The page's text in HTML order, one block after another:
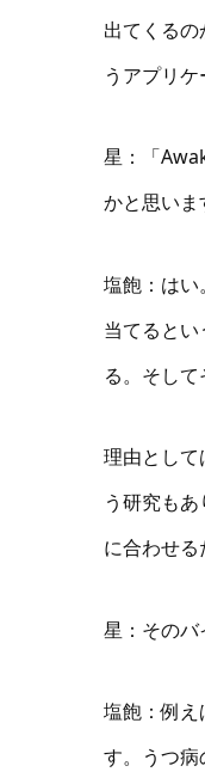
出てくる
うアプリ
星：「
かと思いま
塩飽：は
当てると
る。そし
理由とし
う研究も
に合わせる
星：そのバ
塩飽：例
す。うつ